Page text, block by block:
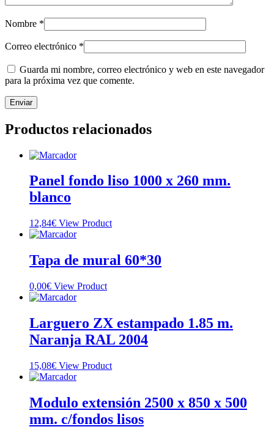
Nombre *
Correo electrónico *
Guarda mi nombre, correo electrónico y web en este navegador
para la próxima vez que comente.
Productos relacionados
Panel fondo liso 1000 x 260 mm.
blanco
12,84€ View Product
Tapa de mural 60*30
0,00€ View Product
Larguero ZX estampado 1.85 m.
Naranja RAL 2004
15,08€ View Product
Modulo extensión 2500 x 850 x 500
mm. c/fondos lisos